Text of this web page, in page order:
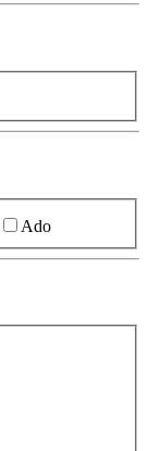
Ado